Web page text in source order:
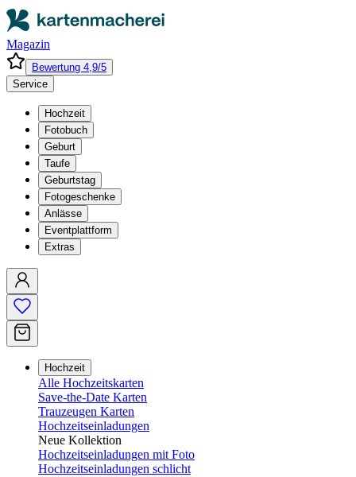
Magazin
Bewertung 4,9/5
Service
Hochzeit
Fotobuch
Geburt
Taufe
Geburtstag
Fotogeschenke
Anlässe
Eventplattform
Extras
Hochzeit
Alle Hochzeitskarten
Save-the-Date Karten
Trauzeugen Karten
Hochzeitseinladungen
Neue Kollektion
Hochzeitseinladungen mit Foto
Hochzeitseinladungen schlicht